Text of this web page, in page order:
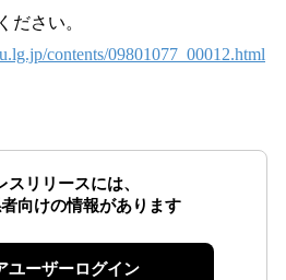
ださい。
contents/09801077_00012.html
スリリースには、
向けの情報があります
ユーザーログイン